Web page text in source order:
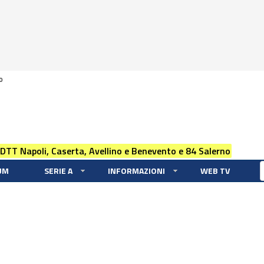
Napoli, Caserta, Avellino e Benevento e 84 Salerno
SERIE A INFORMAZIONI WEB TV